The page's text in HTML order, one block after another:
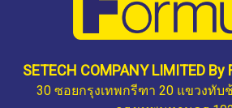
SETECH COMPANY LIMITED By
30 ซอยกรุงเทพกรีฑา 20 แขวงทับ